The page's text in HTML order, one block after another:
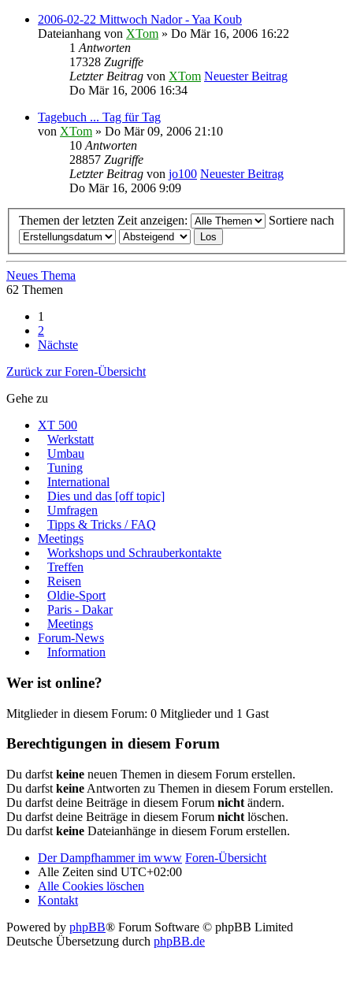
2006-02-22 Mittwoch Nador - Yaa Koub
Dateianhang von XTom » Do Mär 16, 2006 16:22
1 Antworten
17328 Zugriffe
Letzter Beitrag von XTom Neuester Beitrag
Do Mär 16, 2006 16:34
Tagebuch ... Tag für Tag
von XTom » Do Mär 09, 2006 21:10
10 Antworten
28857 Zugriffe
Letzter Beitrag von jo100 Neuester Beitrag
Do Mär 16, 2006 9:09
Themen der letzten Zeit anzeigen: Sortiere nach
Neues Thema
62 Themen
1
2
Nächste
Zurück zur Foren-Übersicht
Gehe zu
XT 500
Werkstatt
Umbau
Tuning
International
Dies und das [off topic]
Umfragen
Tipps & Tricks / FAQ
Meetings
Workshops und Schrauberkontakte
Treffen
Reisen
Oldie-Sport
Paris - Dakar
Meetings
Forum-News
Information
Wer ist online?
Mitglieder in diesem Forum: 0 Mitglieder und 1 Gast
Berechtigungen in diesem Forum
Du darfst keine neuen Themen in diesem Forum erstellen.
Du darfst keine Antworten zu Themen in diesem Forum erstellen.
Du darfst deine Beiträge in diesem Forum nicht ändern.
Du darfst deine Beiträge in diesem Forum nicht löschen.
Du darfst keine Dateianhänge in diesem Forum erstellen.
Der Dampfhammer im www Foren-Übersicht
Alle Zeiten sind UTC+02:00
Alle Cookies löschen
Kontakt
Powered by phpBB® Forum Software © phpBB Limited
Deutsche Übersetzung durch phpBB.de